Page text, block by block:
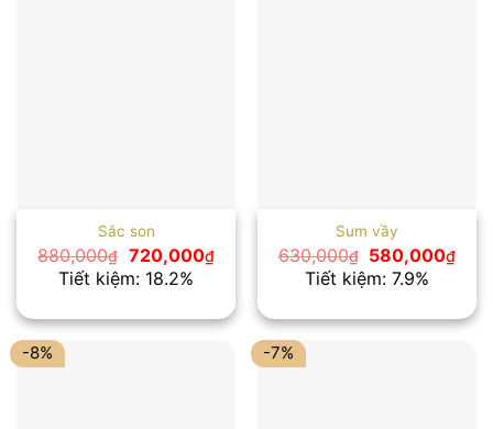
Sắc son
880,000₫ Giá
gốc
là:
720,000₫Giá
hiện
720,000₫.
Tiết kiệm: 18.2%
Sum vầy
630,000₫
Giá
gốc
là:
580,000₫Giá
Tiết kiệm: 7.9%
-8% -7%